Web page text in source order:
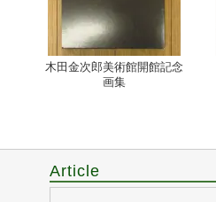
木田金次郎美術館開館記念
画集
Article